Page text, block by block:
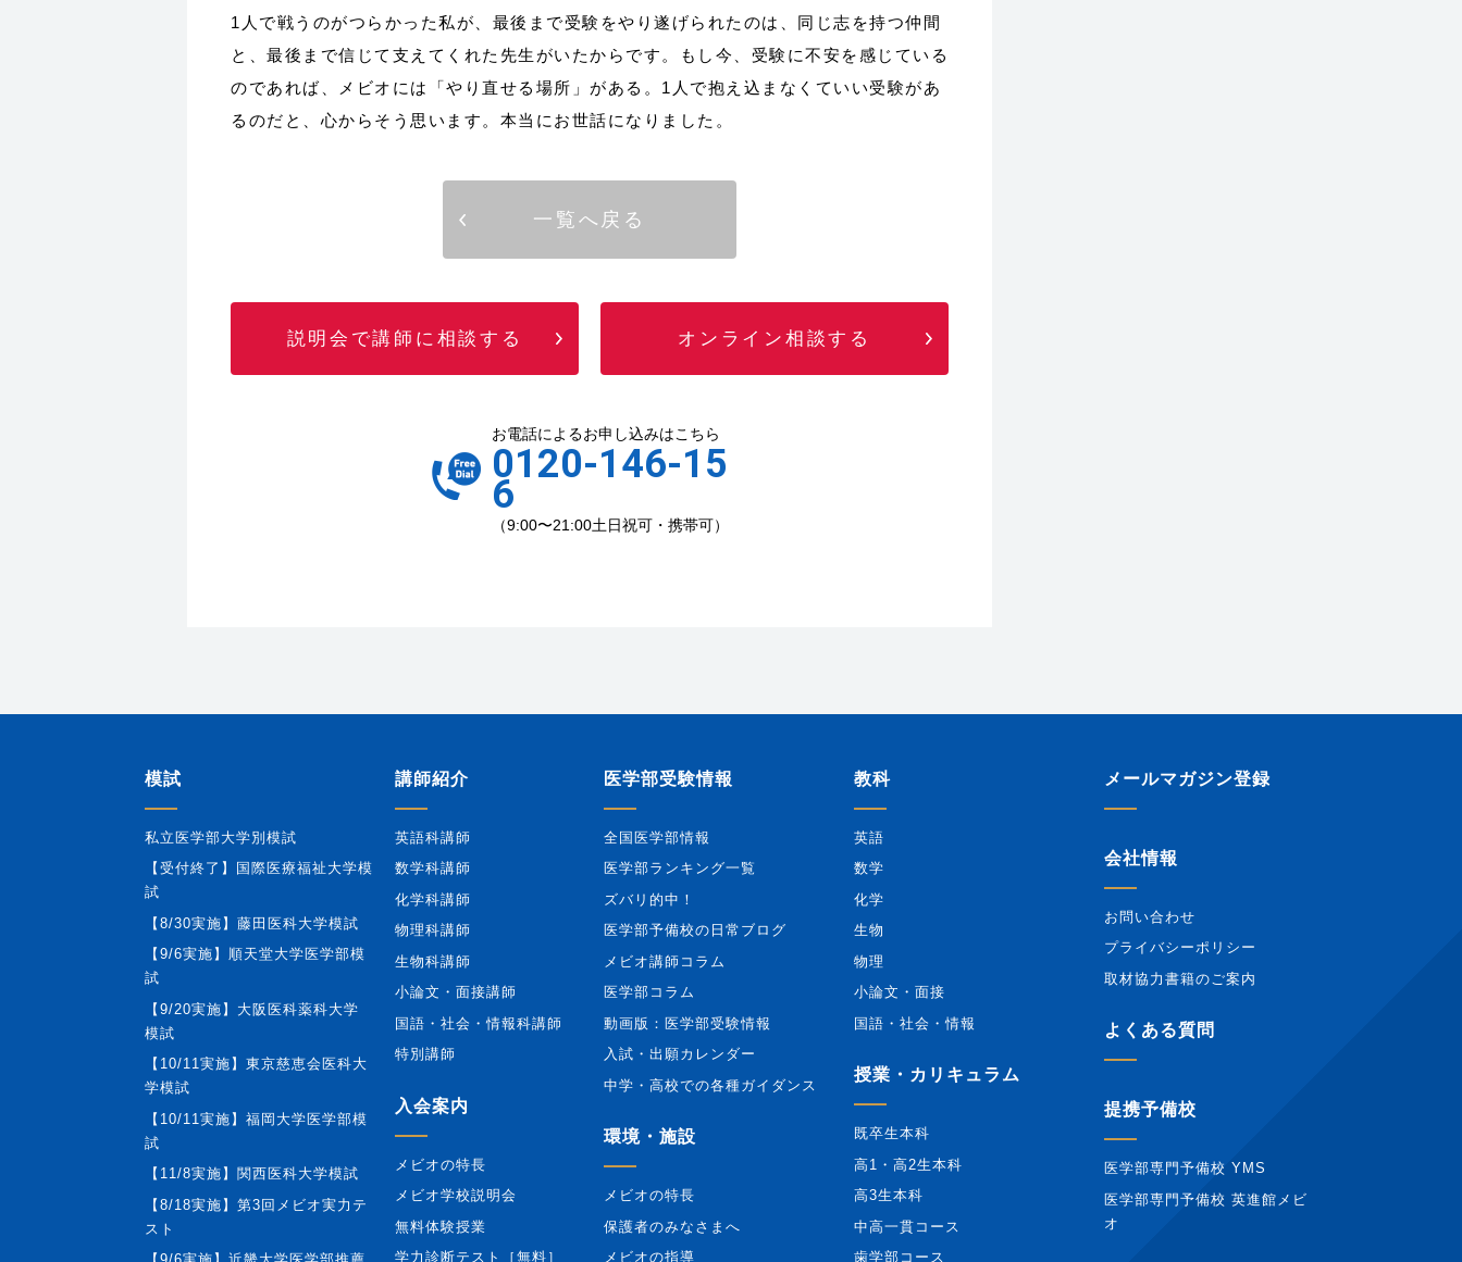
1人で戦うのがつらかった私が、最後まで受験をやり遂げられたのは、同じ志を持つ仲間
と、最後まで信じて支えてくれた先生がいたからです。もし今、受験に不安を感じている
のであれば、メビオには「やり直せる場所」がある。1人で抱え込まなくていい受験があ
るのだと、心からそう思います。本当にお世話になりました。
一覧へ戻る
説明会で講師に相談する オンライン相談する
お電話によるお申し込みはこちら
0120-146-15
6
（9:00〜21:00土日祝可・携帯可）
模試
私立医学部大学別模試
【受付終了】国際医療福祉大学模
試
【8/30実施】藤田医科大学模試
【9/6実施】順天堂大学医学部模
試
【9/20実施】大阪医科薬科大学
模試
【10/11実施】東京慈恵会医科大
学模試
【10/11実施】福岡大学医学部模
試
【11/8実施】関西医科大学模試
【8/18実施】第3回メビオ実力テ
スト
講師紹介
英語科講師
数学科講師
化学科講師
物理科講師
生物科講師
小論文・面接講師
国語・社会・情報科講師
特別講師
入会案内
メビオの特長
メビオ学校説明会
無料体験授業
学力診断テスト［無料］
医学部受験情報
全国医学部情報
医学部ランキング一覧
ズバリ的中！
医学部予備校の日常ブログ
メビオ講師コラム
医学部コラム
動画版：医学部受験情報
入試・出願カレンダー
中学・高校での各種ガイダンス
環境・施設
メビオの特長
保護者のみなさまへ
メビオの指導
教科
英語
数学
化学
生物
物理
小論文・面接
国語・社会・情報
授業・カリキュラム
既卒生本科
高1・高2生本科
高3生本科
中高一貫コース
歯学部コース
メールマガジン登録
会社情報
お問い合わせ
プライバシーポリシー
取材協力書籍のご案内
よくある質問
提携予備校
医学部専門予備校 YMS
医学部専門予備校 英進館メビ
オ